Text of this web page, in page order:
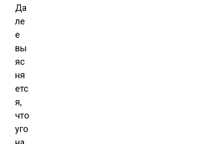
Да
ле
е
вы
яс
ня
етс
я,
что
уго